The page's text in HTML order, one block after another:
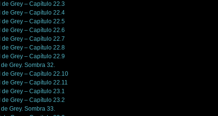
de Grey – Capítulo 22.3
de Grey – Capítulo 22.4
de Grey – Capítulo 22.5
de Grey – Capítulo 22.6
de Grey – Capítulo 22.7
de Grey – Capítulo 22.8
de Grey – Capítulo 22.9
Grey. Sombra 32.
de Grey – Capítulo 22.10
de Grey – Capítulo 22.11
de Grey – Capítulo 23.1
de Grey – Capítulo 23.2
Grey. Sombra 33.